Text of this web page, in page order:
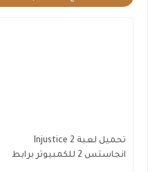
تحميل لعبة Injustice 2
انجاستس 2 للكمبيوتر برابط